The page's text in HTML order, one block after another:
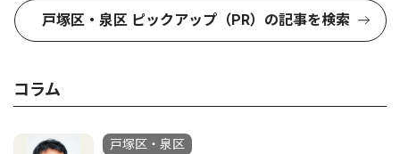
戸塚区・泉区 ピックアップ（PR）の記事を検索
コラム
戸塚区・泉区